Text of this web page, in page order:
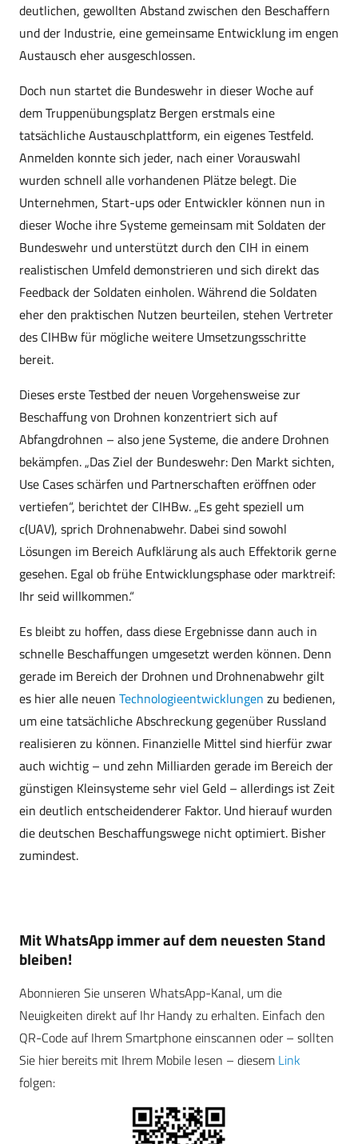
deutlichen, gewollten Abstand zwischen den Beschaffern
und der Industrie, eine gemeinsame Entwicklung im engen
Austausch eher ausgeschlossen.
Doch nun startet die Bundeswehr in dieser Woche auf
dem Truppenübungsplatz Bergen erstmals eine
tatsächliche Austauschplattform, ein eigenes Testfeld.
Anmelden konnte sich jeder, nach einer Vorauswahl
wurden schnell alle vorhandenen Plätze belegt. Die
Unternehmen, Start-ups oder Entwickler können nun in
dieser Woche ihre Systeme gemeinsam mit Soldaten der
Bundeswehr und unterstützt durch den CIH in einem
realistischen Umfeld demonstrieren und sich direkt das
Feedback der Soldaten einholen. Während die Soldaten
eher den praktischen Nutzen beurteilen, stehen Vertreter
des CIHBw für mögliche weitere Umsetzungsschritte
bereit.
Dieses erste Testbed der neuen Vorgehensweise zur
Beschaffung von Drohnen konzentriert sich auf
Abfangdrohnen – also jene Systeme, die andere Drohnen
bekämpfen. „Das Ziel der Bundeswehr: Den Markt sichten,
Use Cases schärfen und Partnerschaften eröffnen oder
vertiefen“, berichtet der CIHBw. „Es geht speziell um
c(UAV), sprich Drohnenabwehr. Dabei sind sowohl
Lösungen im Bereich Aufklärung als auch Effektorik gerne
gesehen. Egal ob frühe Entwicklungsphase oder marktreif:
Ihr seid willkommen.“
Es bleibt zu hoffen, dass diese Ergebnisse dann auch in
schnelle Beschaffungen umgesetzt werden können. Denn
gerade im Bereich der Drohnen und Drohnenabwehr gilt
es hier alle neuen Technologieentwicklungen zu bedienen,
um eine tatsächliche Abschreckung gegenüber Russland
realisieren zu können. Finanzielle Mittel sind hierfür zwar
auch wichtig – und zehn Milliarden gerade im Bereich der
günstigen Kleinsysteme sehr viel Geld – allerdings ist Zeit
ein deutlich entscheidenderer Faktor. Und hierauf wurden
die deutschen Beschaffungswege nicht optimiert. Bisher
zumindest.
Mit WhatsApp immer auf dem neuesten Stand
bleiben!
Abonnieren Sie unseren WhatsApp-Kanal, um die
Neuigkeiten direkt auf Ihr Handy zu erhalten. Einfach den
QR-Code auf Ihrem Smartphone einscannen oder – sollten
Sie hier bereits mit Ihrem Mobile lesen – diesem Link
folgen: